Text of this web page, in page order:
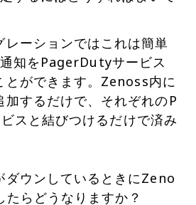
レーションではこれは簡単
知をPagerDutyサービス
とができます。Zenoss内に
加するだけで、それぞれのP
スと結びつけるだけで済み
ダウンしているときにZeno
らどうなりますか？